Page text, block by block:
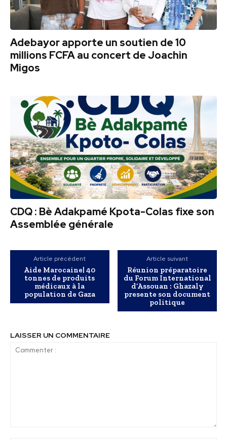
Adebayor apporte un soutien de 10
millions FCFA au concert de Joachin
Migos
CDQ : Bè Adakpamé Kpota-Colas fixe son
Assemblée générale
Article précédent
Aide Marocaine| 40
tonnes de produits
médicaux à la
population de Gaza
Article suivant
Réunion préparatoire
du Forum International
d’Assouan : Ghazaly
presente son document
politique
LAISSER UN COMMENTAIRE